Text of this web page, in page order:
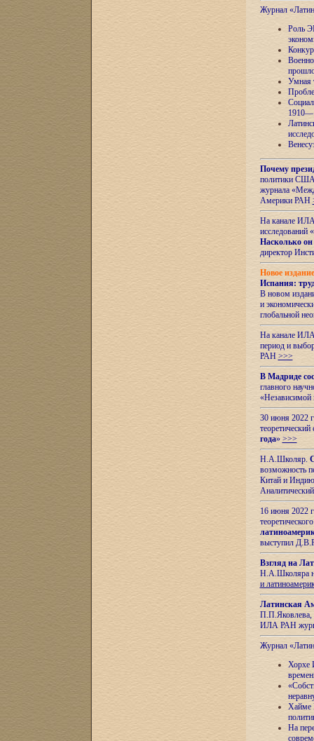
Журнал
Роль
Умная
Почему
политики США
журнала
Америки РАН
На канале ИЛА
исследований «
Насколько он
директор
Новое
Испания:
В новом
и
глобальной
На канале
период и
РАН >>>
В Мадриде
главного
«Независимой
30 июня 2022
года» >>>
Н.А.Школяр.
возможность
Китай и
16 июня 2022
выступил
Взгляд на
Н.А.Школяра
и
Латинская
П.П.Яковлева,
ИЛА РАН
Журнал
Хорхе
Хайме
На